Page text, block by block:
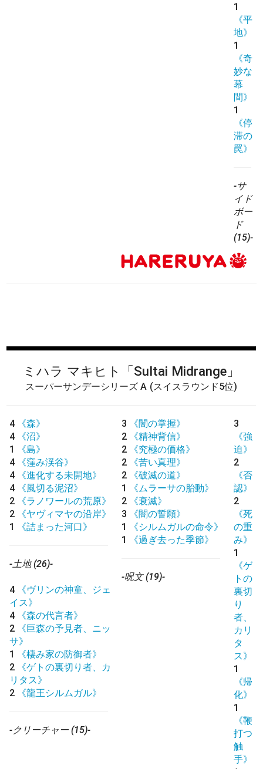
1
《平
地》
1
《奇
妙な
幕
間》
1
《停
滞の
罠》
-サ
イド
ボー
ド
(15)-
ミハラ マキヒト 「Sultai Midrange」
スーパーサンデーシリーズ A (スイスラウンド5位)
4
《森》
4
《沼》
1
《島》
4
《窪み渓谷》
4
《進化する未開地》
4
《風切る泥沼》
2
《ラノワールの荒原》
2
《ヤヴィマヤの沿岸》
1
《詰まった河口》
-土地 (26)-
4
《ヴリンの神童、ジェ
イス》
4
《森の代言者》
2
《巨森の予見者、ニッ
サ》
1
《棲み家の防御者》
2
《ゲトの裏切り者、カ
リタス》
2
《龍王シルムガル》
-クリーチャー (15)-
3
《闇の掌握》
2
《精神背信》
2
《究極の価格》
2
《苦い真理》
2
《破滅の道》
1
《ムラーサの胎動》
2
《衰滅》
3
《闇の誓願》
1
《シルムガルの命令》
1
《過ぎ去った季節》
-呪文 (19)-
3
《強
迫》
2
《否
認》
2
《死
の重
み》
1
《ゲ
トの
裏切
り
者、
カリ
タ
ス》
1
《帰
化》
1
《鞭
打つ
触
手》